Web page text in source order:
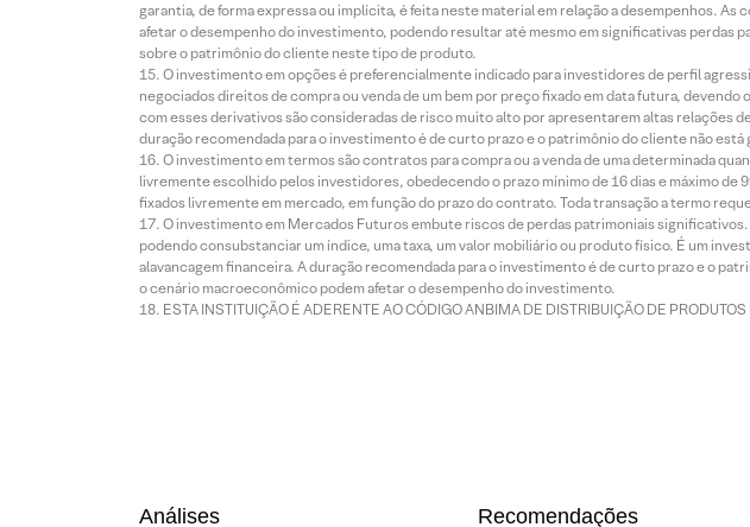
garantia, de forma expressa ou implícita, é feita neste material em relação a desempenhos.
afetar o desempenho do investimento, podendo resultar até mesmo em significativas perdas
sobre o patrimônio do cliente neste tipo de produto.
O investimento em opções é preferencialmente indicado para investidores de perfil
negociados direitos de compra ou venda de um bem por preço fixado em data futura,
com esses derivativos são consideradas de risco muito alto por apresentarem altas relações
duração recomendada para o investimento é de curto prazo e o patrimônio do cliente não
O investimento em termos são contratos para compra ou a venda de uma determinada
livremente escolhido pelos investidores, obedecendo o prazo mínimo de 16 dias e máximo
fixados livremente em mercado, em função do prazo do contrato. Toda transação a termo
O investimento em Mercados Futuros embute riscos de perdas patrimoniais
podendo consubstanciar um índice, uma taxa, um valor mobiliário ou produto físico. É um
alavancagem financeira. A duração recomendada para o investimento é de curto prazo e o
o cenário macroeconômico podem afetar o desempenho do investimento.
ESTA INSTITUIÇÃO É ADERENTE AO CÓDIGO ANBIMA DE DISTRIBUIÇÃO DE
Análises Recomendações